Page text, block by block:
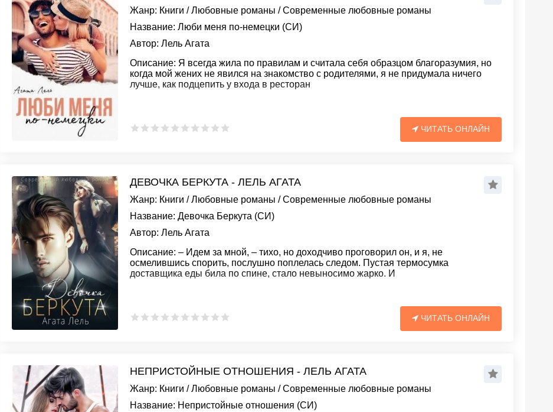
Жанр: Книги /Любовные романы /Современные любовные романы
Название: Люби меня по-немецки (СИ)
Автор: Лель Агата
Описание: Я всегда жила по правилам и считала себя образцом благоразумия, но
когда мой жених не явился на знакомство с родителями, я не придумала ничего
лучше, как подцепить у входа в ресторан
ЧИТАТЬ ОНЛАЙН
ДЕВОЧКА БЕРКУТА - ЛЕЛЬ АГАТА
Жанр: Книги /Любовные романы /Современные любовные романы
Название: Девочка Беркута (СИ)
Автор: Лель Агата
Описание: – Идем за мной, – тихо, но доходчиво проговорил он, и я, не
осмелившись спорить, послушно поплелась следом. Пустая термосумка
доставщика еды била по спине, стало невыносимо жарко. И
ЧИТАТЬ ОНЛАЙН
НЕПРИСТОЙНЫЕ ОТНОШЕНИЯ - ЛЕЛЬ АГАТА
Жанр: Книги /Любовные романы /Современные любовные романы
Название: Непристойные отношения (СИ)